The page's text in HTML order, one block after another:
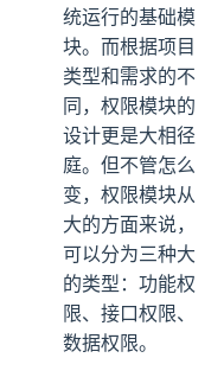
统运行的基础模
块。而根据项目
类型和需求的不
同，权限模块的
设计更是大相径
庭。但不管怎么
变，权限模块从
大的方面来说，
可以分为三种大
的类型：功能权
限、接口权限、
数据权限。